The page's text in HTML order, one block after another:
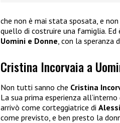
che non è mai stata sposata, e
quello di costruire una famiglia.
Uomini e Donne, con la speranza
Cristina Incorvaia a
Non tutti sanno che Cristina
La sua prima esperienza
arrivò come corteggiatrice di
come previsto, e ben presto la